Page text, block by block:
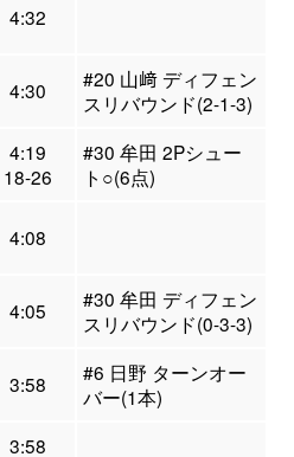
4:32
4:30
#20 山﨑 ディフェン
スリバウンド(2-1-3)
4:19
18-26
#30 牟田 2Pシュー
ト○(6点)
4:08
4:05
#30 牟田 ディフェン
スリバウンド(0-3-3)
3:58
#6 日野 ターンオー
バー(1本)
3:58